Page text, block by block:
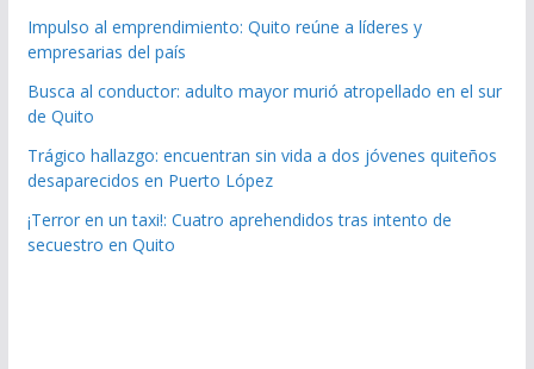
Impulso al emprendimiento: Quito reúne a líderes y
empresarias del país
Busca al conductor: adulto mayor murió atropellado en el sur
de Quito
Trágico hallazgo: encuentran sin vida a dos jóvenes quiteños
desaparecidos en Puerto López
¡Terror en un taxi!: Cuatro aprehendidos tras intento de
secuestro en Quito